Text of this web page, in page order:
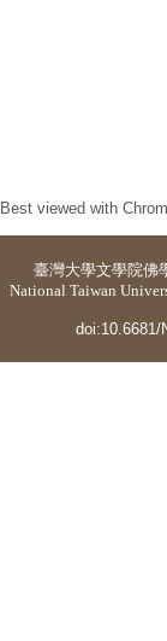
Best viewed with
臺灣大學文學院佛
National Taiwan
doi:10.6681/